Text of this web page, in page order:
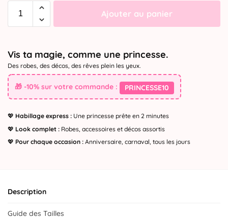
Ajouter au panier
Vis ta magie, comme une princesse.
Des robes, des décos, des rêves plein les yeux.
🎁 -10% sur votre commande : PRINCESSE10
💖 Habillage express : Une princesse prête en 2 minutes
💖 Look complet : Robes, accessoires et décos assortis
💖 Pour chaque occasion : Anniversaire, carnaval, tous les jours
Description
Guide des Tailles